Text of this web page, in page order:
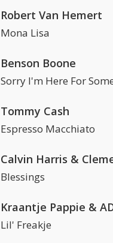
Robert Van Hemert
Mona Lisa
Benson Boone
Sorry I'm Here For
Tommy Cash
Espresso Macchiato
Calvin Harris &
Blessings
Kraantje Pappie &
Lil' Freakje